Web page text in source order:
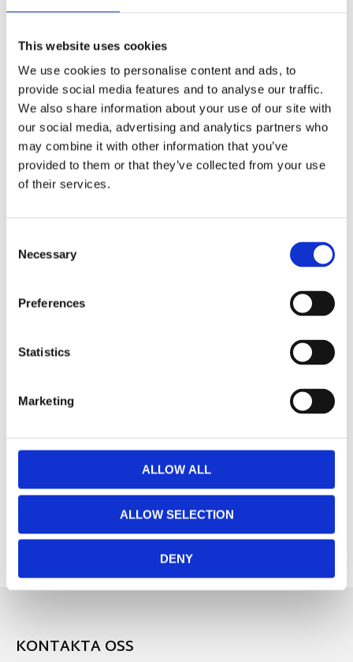
This website uses cookies
We use cookies to personalise content and ads, to
provide social media features and to analyse our traffic.
We also share information about your use of our site with
our social media, advertising and analytics partners who
may combine it with other information that you’ve
provided to them or that they’ve collected from your use
of their services.
Selection
Necessary
Preferences
Statistics
Marketing
ALLOW ALL
ALLOW SELECTION
DENY
49,00
Antal
st KÖP Lägg
Lagerstatus 2 st i lager Artikelnr 375-23-1 Tillverkare
Star Trading
Fri frakt över 995kr
BESKRIVNING
Helt opal lampa med hög färgåtergivning, RA90.
Med E27-sockel och Natural White ljus 4000K,
Visa alla produkter från Star Trading
KONTAKTA OSS